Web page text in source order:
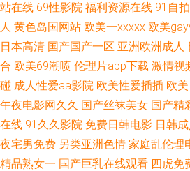
来 久久综合青青草 熟女色福利导航 极品户外
媒视频 91成人18 福利传媒 都市激激情 亚洲
频 中文字幕黄色毛片 大香蕉55 欧美性生活儿
网首頁 午夜大片 91操网 久久超碰碰 97n一区
站在线 69性影院 福利资源在线 91自
人 黄色岛国网站 欧美一xxxxx 欧美
日本高清 国产国产一区 亚洲欧洲成人
合 欧美69潮喷 伦理片app下载 激情视
碰 成人性爱aa影院 欧美性爱插插 欧
午夜电影网久久 国产丝袜美女 国产精
在线 91久久影院 免费日韩电影 日韩
夜宅男免费 另类亚洲色情 家庭乱伦理
精品熟女一 国产巨乳在线观看 四虎免